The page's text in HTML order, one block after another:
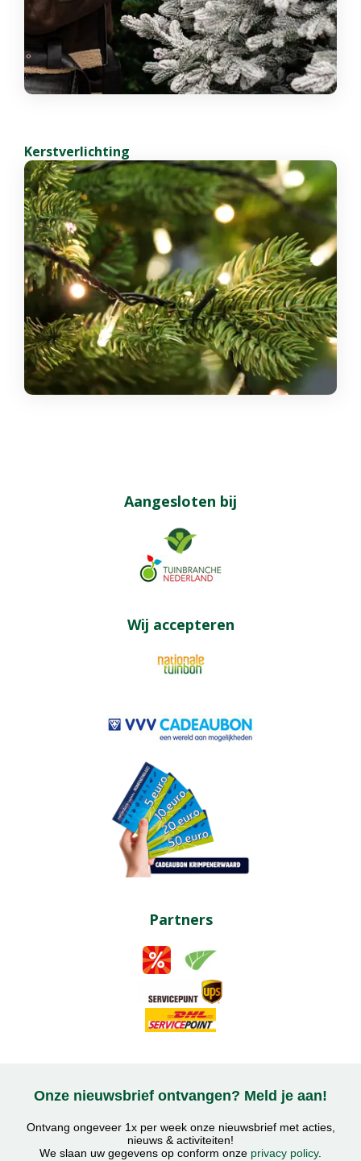
Kerstverlichting
Aangesloten bij
Wij accepteren
Partners
Onze nieuwsbrief ontvangen? Meld je aan!
Ontvang ongeveer 1x per week onze nieuwsbrief met acties,
nieuws & activiteiten!
We slaan uw gegevens op conform onze privacy policy.